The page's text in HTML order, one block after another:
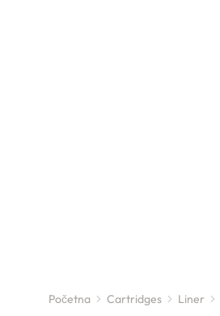
You are here:
Početna Cartridges Liner